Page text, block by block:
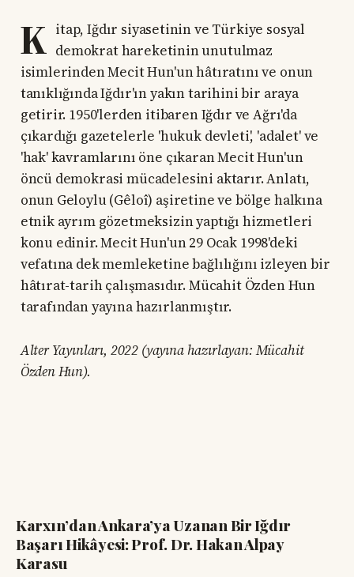
K itap, Iğdır siyasetinin ve Türkiye sosyal
demokrat hareketinin unutulmaz
isimlerinden Mecit Hun'un hâtıratını ve onun
tanıklığında Iğdır'ın yakın tarihini bir araya
getirir. 1950'lerden itibaren Iğdır ve Ağrı'da
çıkardığı gazetelerle 'hukuk devleti', 'adalet' ve
'hak' kavramlarını öne çıkaran Mecit Hun'un
öncü demokrasi mücadelesini aktarır. Anlatı,
onun Geloylu (Gêloî) aşiretine ve bölge halkına
etnik ayrım gözetmeksizin yaptığı hizmetleri
konu edinir. Mecit Hun'un 29 Ocak 1998'deki
vefatına dek memleketine bağlılığını izleyen bir
hâtırat-tarih çalışmasıdır. Mücahit Özden Hun
tarafından yayına hazırlanmıştır.
Alter Yayınları, 2022 (yayına hazırlayan: Mücahit
Özden Hun).
Karxın’dan Ankara’ya Uzanan Bir Iğdır
Başarı Hikâyesi: Prof. Dr. Hakan Alpay
Karasu